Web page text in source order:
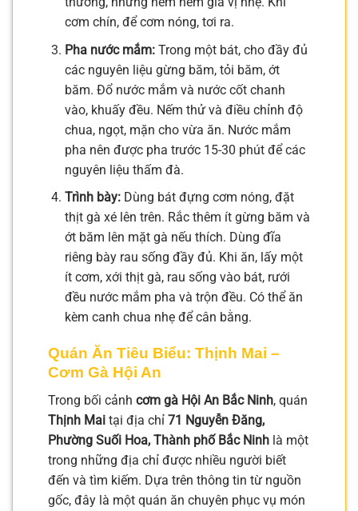
cơm chín, để cơm nóng, tơi ra.
Pha nước mắm:Trong một bát, cho đầy đủ
các nguyên liệu gừng băm, tỏi băm, ớt
băm. Đổ nước mắm và nước cốt chanh
vào, khuấy đều. Nếm thử và điều chỉnh độ
chua, ngọt, mặn cho vừa ăn. Nước mắm
pha nên được pha trước 15-30 phút để các
nguyên liệu thấm đà.
Trình bày:Dùng bát đựng cơm nóng, đặt
thịt gà xé lên trên. Rắc thêm ít gừng băm và
ớt băm lên mặt gà nếu thích. Dùng đĩa
riêng bày rau sống đầy đủ. Khi ăn, lấy một
ít cơm, xới thịt gà, rau sống vào bát, rưới
đều nước mắm pha và trộn đều. Có thể ăn
kèm canh chua nhẹ để cân bằng.
Quán Ăn Tiêu Biểu: Thịnh Mai –
Cơm Gà Hội An
Trong bối cảnh cơm gà Hội An Bắc Ninh, quán
Thịnh Mai tại địa chỉ 71 Nguyễn Đăng,
Phường Suối Hoa, Thành phố Bắc Ninh là một
trong những địa chỉ được nhiều người biết
đến và tìm kiếm. Dựa trên thông tin từ nguồn
gốc, đây là một quán ăn chuyên phục vụ món